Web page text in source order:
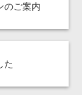
のご案内
た